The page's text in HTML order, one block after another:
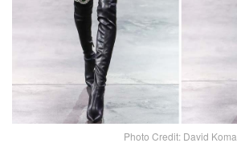
Photo Credit: David Koma